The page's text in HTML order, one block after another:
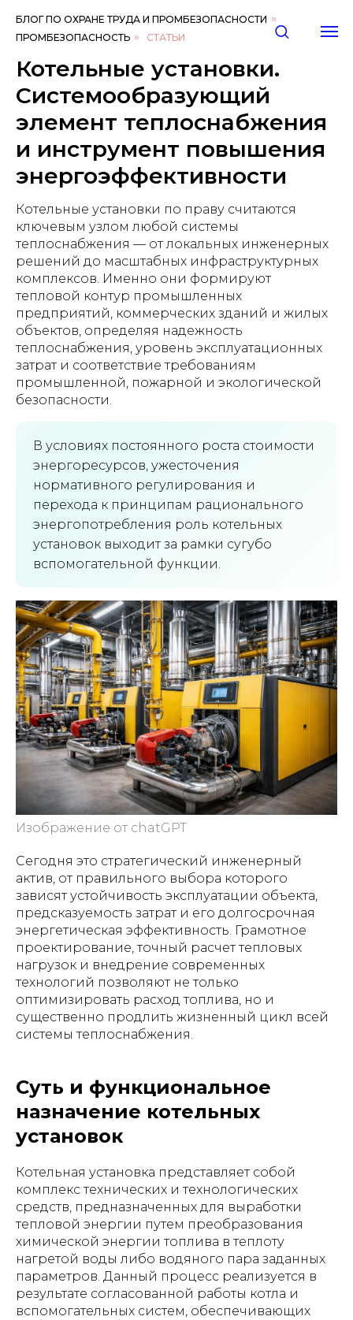
БЛОГ ПО ОХРАНЕ ТРУДА И ПРОМБЕЗОПАСНОСТИ »
ПРОМБЕЗОПАСНОСТЬ » СТАТЬИ
Котельные установки.
Системообразующий
элемент теплоснабжения
и инструмент повышения
энергоэффективности
Котельные установки по праву считаются
ключевым узлом любой системы
теплоснабжения — от локальных инженерных
решений до масштабных инфраструктурных
комплексов. Именно они формируют
тепловой контур промышленных
предприятий, коммерческих зданий и жилых
объектов, определяя надежность
теплоснабжения, уровень эксплуатационных
затрат и соответствие требованиям
промышленной, пожарной и экологической
безопасности.
В условиях постоянного роста стоимости
энергоресурсов, ужесточения
нормативного регулирования и
перехода к принципам рационального
энергопотребления роль котельных
установок выходит за рамки сугубо
вспомогательной функции.
Изображение от chatGPT
Сегодня это стратегический инженерный
актив, от правильного выбора которого
зависят устойчивость эксплуатации объекта,
предсказуемость затрат и его долгосрочная
энергетическая эффективность. Грамотное
проектирование, точный расчет тепловых
нагрузок и внедрение современных
технологий позволяют не только
оптимизировать расход топлива, но и
существенно продлить жизненный цикл всей
системы теплоснабжения.
Суть и функциональное
назначение котельных
установок
Котельная установка представляет собой
комплекс технических и технологических
средств, предназначенных для выработки
тепловой энергии путем преобразования
химической энергии топлива в теплоту
нагретой воды либо водяного пара заданных
параметров. Данный процесс реализуется в
результате согласованной работы котла и
вспомогательных систем, обеспечивающих